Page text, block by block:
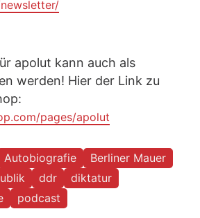
apolut kann auch als
werden! Hier der Link zu
pages/apolut
Autobiografie
Berliner Mauer
ddr
diktatur
podcast